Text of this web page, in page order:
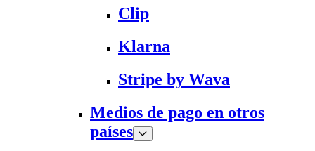
Clip
Klarna
Stripe by Wava
Medios de pago en otros
países